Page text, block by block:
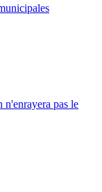
pas le